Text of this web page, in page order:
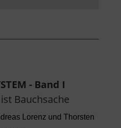
- Band I
Bauchsache
Lorenz und Thorsten